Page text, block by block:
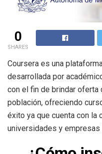
0
SHARES
Coursera es una
desarrollada por
con el fin de brindar oferta
población, ofreciendo
éxito ya que cuenta con la
universidades y empresas